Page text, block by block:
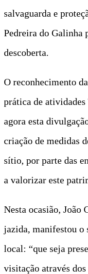
salvaguarda e
Pedreira do Galinha
descoberta.
O reconhecimento
prática de
agora esta
criação de medidas
sítio, por parte das
a valorizar este
Nesta ocasião, João
jazida, manifestou o
local: “que seja
visitação através